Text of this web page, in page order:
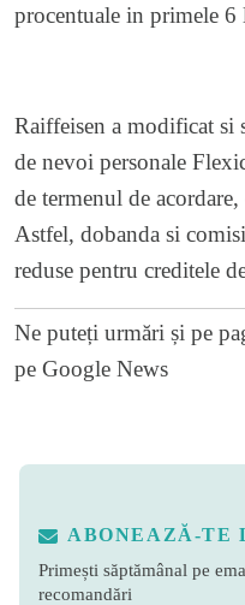
procentuale in primele 6
Raiffeisen a modificat si
de nevoi personale
de termenul de
Astfel, dobanda si
reduse pentru creditele
Ne puteți urmări și pe
pe Google News
ABONEAZĂ-TE
Primești săptămânal pe
recomandări